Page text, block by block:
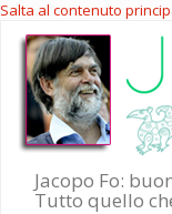
Salta al contenuto
Jacopo Fo:
Tutto quello